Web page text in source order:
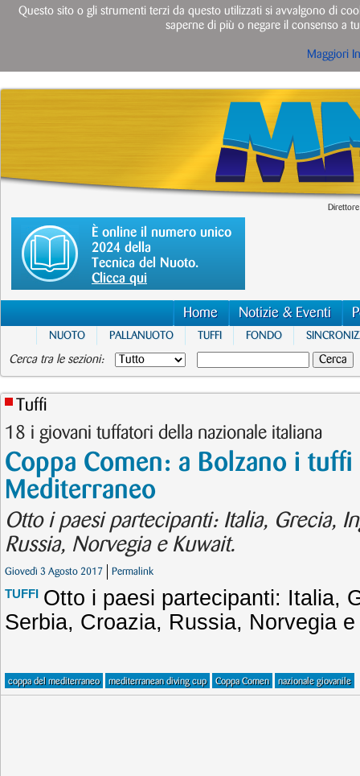
È online il numero unico
2024 della
Tecnica del Nuoto.
Clicca qui
Home Notizie & Eventi
NUOTO PALLANUOTO TUFFI FONDO
Cerca tra le sezioni:
Tuffi
18 i giovani tuffatori della nazionale italiana
Coppa Comen: a Bolzano i
Mediterraneo
Otto i paesi partecipanti: Italia, Grecia,
Russia, Norvegia e Kuwait.
Giovedì 3 Agosto 2017 Permalink
TUFFI Otto i paesi partecipanti: Italia,
Serbia, Croazia, Russia, Norvegia
coppa del mediterraneo mediterranean diving cup Coppa Comen nazionale giovanile
Questo sito o gli strumenti terzi da questo utilizzati si avvalgono di
saperne di più o negare il consenso a
Maggiori